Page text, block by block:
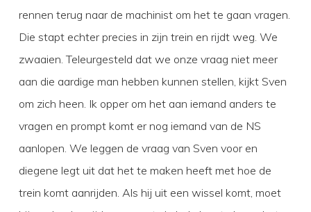
rennen terug naar de machinist om het te gaan vragen.
Die stapt echter precies in zijn trein en rijdt weg. We
zwaaien. Teleurgesteld dat we onze vraag niet meer
aan die aardige man hebben kunnen stellen, kijkt Sven
om zich heen. Ik opper om het aan iemand anders te
vragen en prompt komt er nog iemand van de NS
aanlopen. We leggen de vraag van Sven voor en
diegene legt uit dat het te maken heeft met hoe de
trein komt aanrijden. Als hij uit een wissel komt, moet